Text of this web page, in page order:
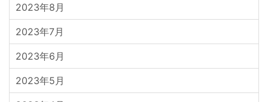
2023年8月
2023年7月
2023年6月
2023年5月